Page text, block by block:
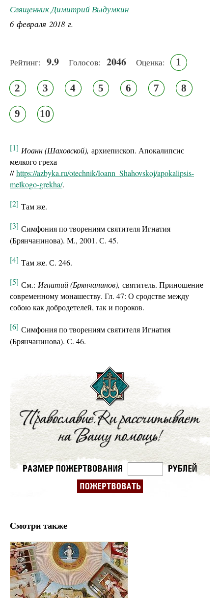
Священник Димитрий Выдумкин
6 февраля 2018 г.
Рейтинг: 9.9 Голосов: 2046 Оценка: 1
2 3 4 5 6 7 8
9 10
[1] Иоанн (Шаховской), архиепископ. Апокалипсис
мелкого греха
//https://azbyka.ru/otechnik/Ioann_Shahovskoj/apokalipsis-
melkogo-grekha/.
[2] Там же.
[3] Симфония по творениям святителя Игнатия
(Брянчанинова). М., 2001. С. 45.
[4] Там же. С. 246.
[5] См.: Игнатий (Брянчанинов), святитель. Приношение
современному монашеству. Гл. 47: О сродстве между
собою как добродетелей, так и пороков.
[6] Симфония по творениям святителя Игнатия
(Брянчанинова). С. 46.
Смотри также